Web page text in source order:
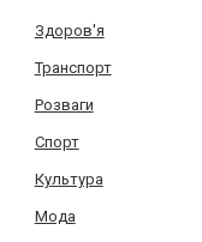
Здоров'я
Транспорт
Розваги
Спорт
Культура
Мода